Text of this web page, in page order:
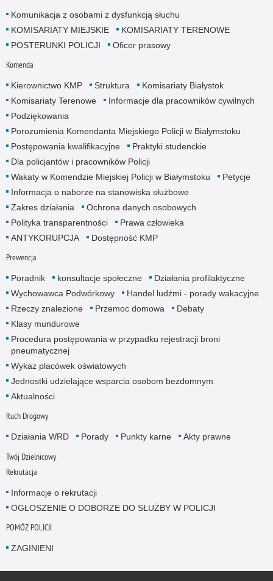
Komunikacja z osobami z dysfunkcją słuchu
KOMISARIATY MIEJSKIE
KOMISARIATY TERENOWE
POSTERUNKI POLICJI
Oficer prasowy
Komenda
Kierownictwo KMP Struktura
Komisariaty Białystok
Komisariaty Terenowe
Informacje dla pracowników cywilnych
Podziękowania
Porozumienia Komendanta Miejskiego Policji w Białymstoku
Postępowania kwalifikacyjne
Praktyki studenckie
Dla policjantów i pracowników Policji
Wakaty w Komendzie Miejskiej Policji w Białymstoku
Petycje
Informacja o naborze na stanowiska służbowe
Zakres działania
Ochrona danych osobowych
Polityka transparentności
Prawa człowieka
ANTYKORUPCJA
Dostępność KMP
Prewencja
Poradnik konsultacje społeczne
Działania profilaktyczne
Wychowawca Podwórkowy
Handel ludźmi - porady wakacyjne
Rzeczy znalezione
Przemoc domowa
Debaty
Klasy mundurowe
Procedura postępowania w przypadku rejestracji broni
pneumatycznej
Wykaz placówek oświatowych
Jednostki udzielające wsparcia osobom bezdomnym
Aktualności
Ruch Drogowy
Działania WRD Porady Punkty karne Akty prawne
Twój Dzielnicowy
Rekrutacja
Informacje o rekrutacji
OGŁOSZENIE O DOBORZE DO SŁUŻBY W POLICJI
POMÓŻ POLICJI
ZAGINIENI